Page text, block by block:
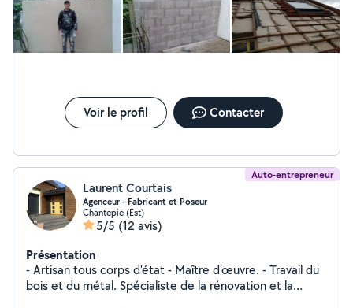
Voir le profil Contacter
Auto-entrepreneur
Laurent Courtais
Agenceur - Fabricant et Poseur
Chantepie (Est)
5/5 (12 avis)
Présentation
- Artisan tous corps d'état - Maître d'œuvre. - Travail du
bois et du métal. Spécialiste de la rénovation et la